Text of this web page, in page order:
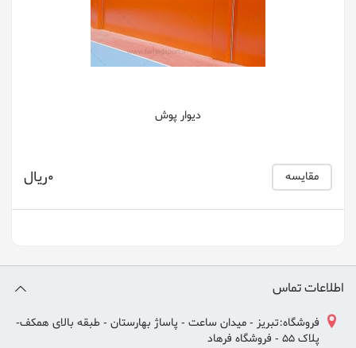
دیوار پوش
مقایسه 0ریال
اطلاعات تماس
فروشگاه:تبریز - میدان ساعت - پاساژ بهارستان - طبقه بالای همکف-
پلاک 55 - فروشگاه فرهاد